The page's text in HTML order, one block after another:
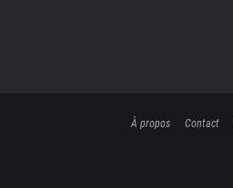
À propos Contact